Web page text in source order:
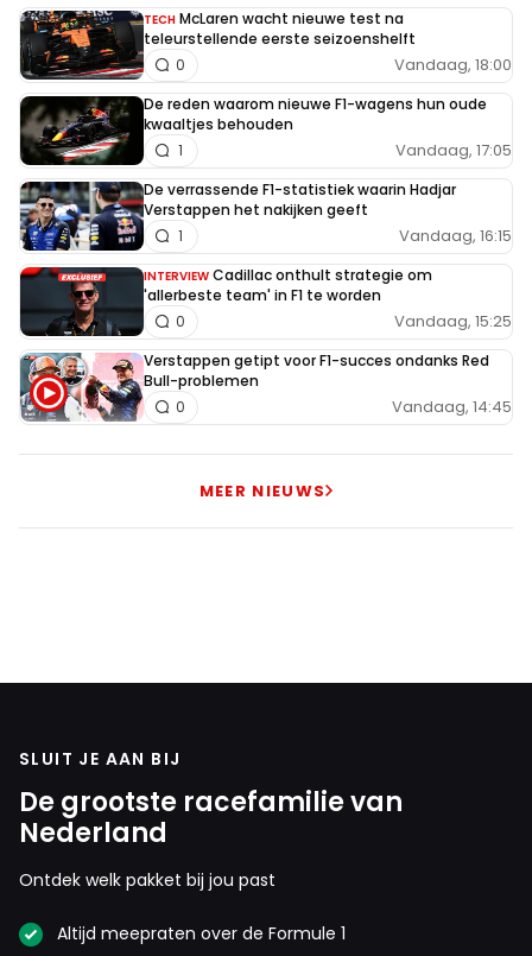
TECH McLaren wacht nieuwe test na
teleurstellende eerste seizoenshelft
Vandaag, 18:00
0
De reden waarom nieuwe F1-wagens hun oude
kwaaltjes behouden
Vandaag, 17:05
1
De verrassende F1-statistiek waarin Hadjar
Verstappen het nakijken geeft
Vandaag, 16:15
1
INTERVIEW Cadillac onthult strategie om
'allerbeste team' in F1 te worden
Vandaag, 15:25
0
Verstappen getipt voor F1-succes ondanks Red
Bull-problemen
Vandaag, 14:45
0
MEER NIEUWS
SLUIT JE AAN BIJ
De grootste racefamilie van
Nederland
Ontdek welk pakket bij jou past
Altijd meepraten over de Formule 1